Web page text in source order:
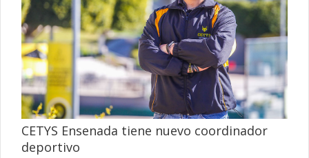
CETYS Ensenada tiene nuevo coordinador
deportivo